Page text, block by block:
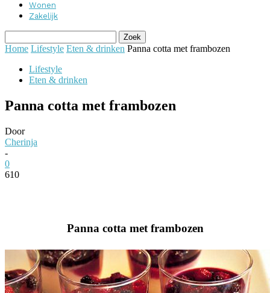
Wonen
Zakelijk
Home Lifestyle Eten & drinken Panna cotta met frambozen
Lifestyle
Eten & drinken
Panna cotta met frambozen
Door
Cherinja
-
0
610
Panna cotta met frambozen